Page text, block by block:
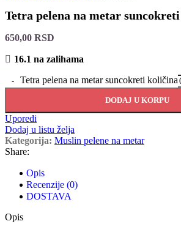
Tetra pelena na metar suncokreti
650,00 RSD
16.1 na zalihama
Tetra pelena na metar suncokreti količina
DODAJ U KORPU
Uporedi
Dodaj u listu želja
Kategorija: Muslin pelene na metar
Share:
Opis
Recenzije (0)
DOSTAVA
Opis